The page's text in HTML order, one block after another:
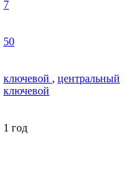
7
50
ключевой , центральный
ключевой
1 год